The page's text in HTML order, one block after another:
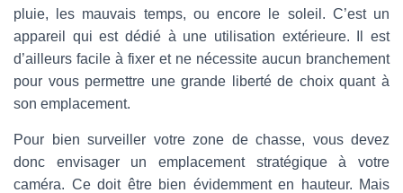
pluie, les mauvais temps, ou encore le soleil. C’est un
appareil qui est dédié à une utilisation extérieure. Il est
d’ailleurs facile à fixer et ne nécessite aucun branchement
pour vous permettre une grande liberté de choix quant à
son emplacement.
Pour bien surveiller votre zone de chasse, vous devez
donc envisager un emplacement stratégique à votre
caméra. Ce doit être bien évidemment en hauteur. Mais